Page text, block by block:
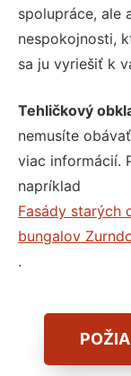
spolupráce, ale
nespokojnosti,
sa ju vyriešiť k
Tehličkový
nemusíte
viac informácií.
napríklad
Fasády starých
bungalov
.